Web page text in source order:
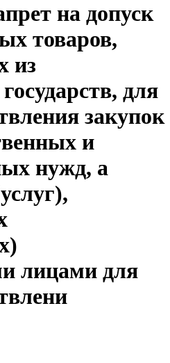
на допуск
товаров,
из
для
закупок
и
нужд, а
лицами для